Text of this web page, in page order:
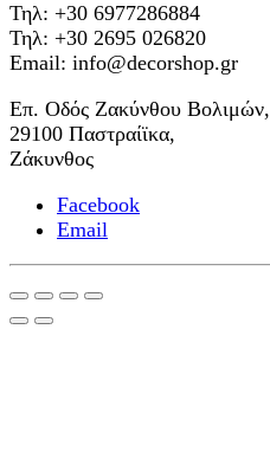
Τηλ: +30 6977286884
Τηλ: +30 2695 026820
Email: info@decorshop.gr
Επ. Οδός Ζακύνθου Βολιμών,
29100 Παστραίϊκα,
Ζάκυνθος
Facebook
Email